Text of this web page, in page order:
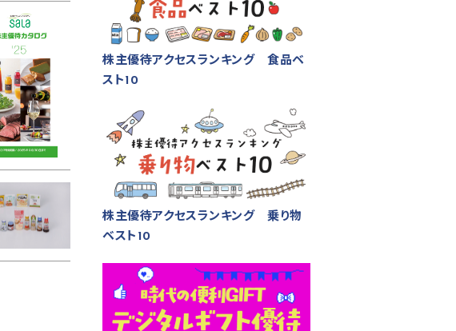
株主優待アクセスランキング 食品ベ
スト10
株主優待アクセスランキング 乗り物
ベスト10